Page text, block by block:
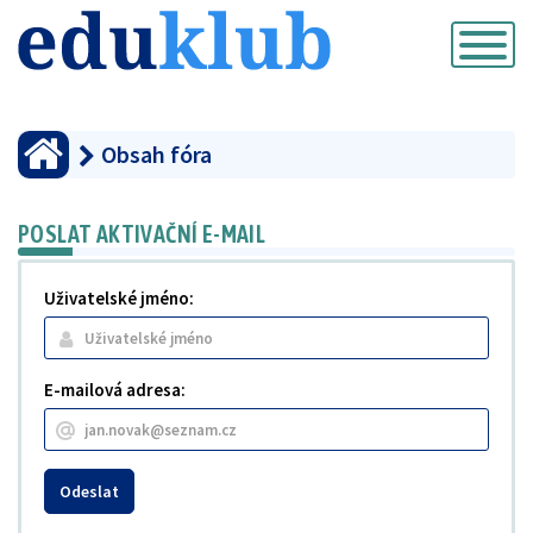
Přepnout
navigaci
Obsah fóra
POSLAT AKTIVAČNÍ E-MAIL
Uživatelské jméno:
E-mailová adresa:
Odeslat